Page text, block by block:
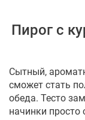
Пирог с
Сытный,
сможет стать
обеда. Тесто
начинки просто